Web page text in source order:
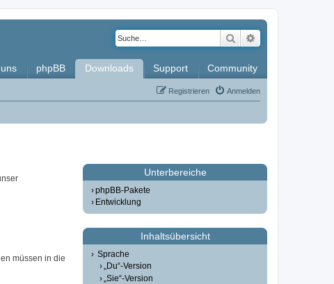
Suche
phpBB Downloads Support Community
Anmelden
Registrieren
müssen in die
Unterbereiche
phpBB-Pakete
Entwicklung
Inhaltsübersicht
Sprache
„Du“-Version
„Sie“-Version